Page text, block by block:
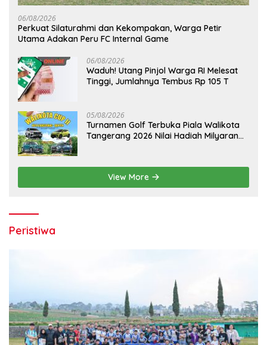
06/08/2026
Perkuat Silaturahmi dan Kekompakan, Warga Petir
Utama Adakan Peru FC Internal Game
06/08/2026
Waduh! Utang Pinjol Warga RI Melesat
Tinggi, Jumlahnya Tembus Rp 105 T
05/08/2026
Turnamen Golf Terbuka Piala Walikota
Tangerang 2026 Nilai Hadiah Milyaran
View More
Peristiwa